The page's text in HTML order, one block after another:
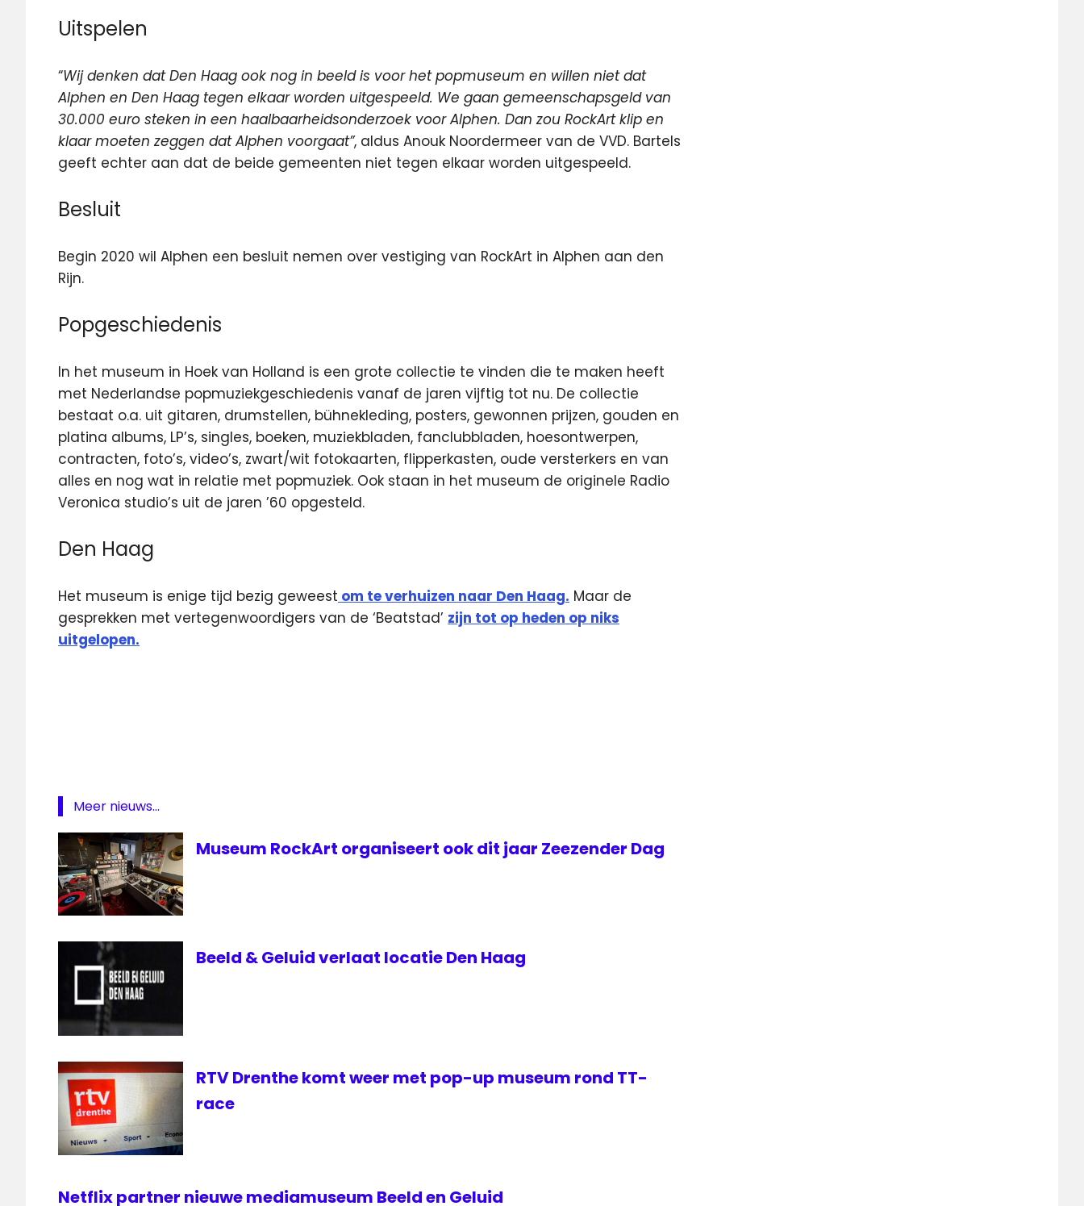
Uitspelen
“Wij denken dat Den Haag ook nog in beeld is voor het popmuseum en willen niet dat
Alphen en Den Haag tegen elkaar worden uitgespeeld. We gaan gemeenschapsgeld van
30.000 euro steken in een haalbaarheidsonderzoek voor Alphen. Dan zou RockArt klip en
klaar moeten zeggen dat Alphen voorgaat”, aldus Anouk Noordermeer van de VVD. Bartels
geeft echter aan dat de beide gemeenten niet tegen elkaar worden uitgespeeld.
Besluit
Begin 2020 wil Alphen een besluit nemen over vestiging van RockArt in Alphen aan den
Rijn.
Popgeschiedenis
In het museum in Hoek van Holland is een grote collectie te vinden die te maken heeft
met Nederlandse popmuziekgeschiedenis vanaf de jaren vijftig tot nu. De collectie
bestaat o.a. uit gitaren, drumstellen, bühnekleding, posters, gewonnen prijzen, gouden en
platina albums, LP’s, singles, boeken, muziekbladen, fanclubbladen, hoesontwerpen,
contracten, foto’s, video’s, zwart/wit fotokaarten, flipperkasten, oude versterkers en van
alles en nog wat in relatie met popmuziek. Ook staan in het museum de originele Radio
Veronica studio’s uit de jaren ’60 opgesteld.
Den Haag
Het museum is enige tijd bezig geweest om te verhuizen naar Den Haag. Maar de
gesprekken met vertegenwoordigers van de ‘Beatstad’ zijn tot op heden op niks
uitgelopen.
RockArt
Meer nieuws...
Museum RockArt organiseert ook dit jaar Zeezender Dag
Beeld & Geluid verlaat locatie Den Haag
RTV Drenthe komt weer met pop-up museum rond TT-
race
Netflix partner nieuwe mediamuseum Beeld en Geluid